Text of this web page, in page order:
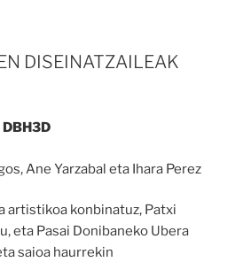
DISEINATZAILEAK
Ane Yarzabal eta Ihara Perez
artistikoa konbinatuz, Patxi
eta Pasai Donibaneko Ubera
saioa haurrekin